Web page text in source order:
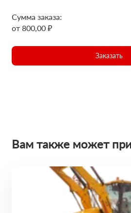
Сумма заказа:
от 800,00 ₽
Заказать
Вам также может